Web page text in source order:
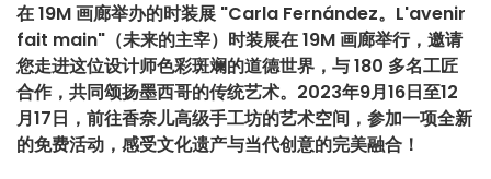
在 19M 画廊举办的时装展 "Carla Fernández。L'avenir
fait main"（未来的主宰）时装展在 19M 画廊举行，邀请
您走进这位设计师色彩斑斓的道德世界，与 180 多名工匠
合作，共同颂扬墨西哥的传统艺术。2023年9月16日至12
月17日，前往香奈儿高级手工坊的艺术空间，参加一项全新
的免费活动，感受文化遗产与当代创意的完美融合！